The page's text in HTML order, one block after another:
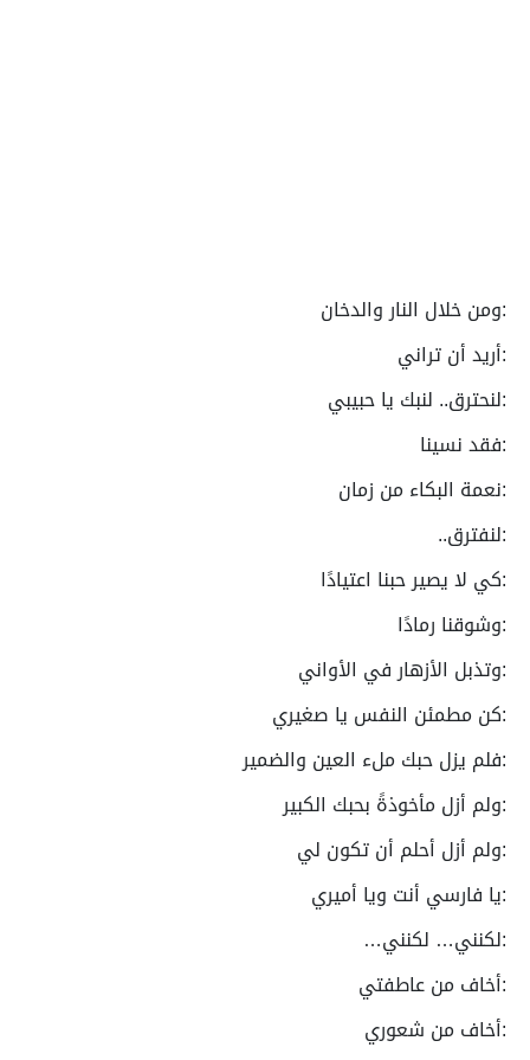
:ومن خلال النار والدخان
:أريد أن تراني
:لنحترق.. لنبك يا حبيبي
:فقد نسينا
:نعمة البكاء من زمان
:لنفترق..
:كي لا يصير حبنا اعتيادًا
:وشوقنا رمادًا
:وتذبل الأزهار في الأواني
:كن مطمئن النفس يا صغيري
:فلم يزل حبك ملء العين والضمير
:ولم أزل مأخوذةً بحبك الكبير
:ولم أزل أحلم أن تكون لي
:يا فارسي أنت ويا أميري
:لكنني… لكنني…
:أخاف من عاطفتي
:أخاف من شعوري